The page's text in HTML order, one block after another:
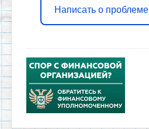
Написать о проблеме